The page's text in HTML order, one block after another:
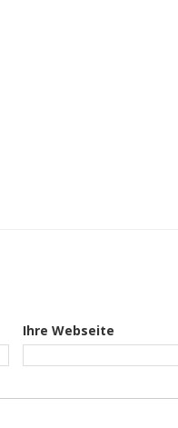
Ihre Webseite